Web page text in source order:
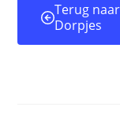
Terug
Dorpjes